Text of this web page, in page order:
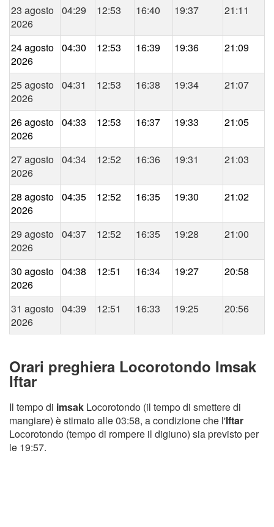
23 agosto
2026
04:29 12:53 16:40 19:37 21:11
24 agosto
2026
04:30 12:53 16:39 19:36 21:09
25 agosto
2026
04:31 12:53 16:38 19:34 21:07
26 agosto
2026
04:33 12:53 16:37 19:33 21:05
27 agosto
2026
04:34 12:52 16:36 19:31 21:03
28 agosto
2026
04:35 12:52 16:35 19:30 21:02
29 agosto
2026
04:37 12:52 16:35 19:28 21:00
30 agosto
2026
04:38 12:51 16:34 19:27 20:58
31 agosto
2026
04:39 12:51 16:33 19:25 20:56
Orari preghiera Locorotondo Imsak
Iftar
Il tempo di imsak Locorotondo (il tempo di smettere di
mangiare) è stimato alle 03:58, a condizione che l'Iftar
Locorotondo (tempo di rompere il digiuno) sia previsto per
le 19:57.